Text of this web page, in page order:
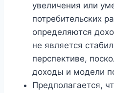
увеличения или
потребительских
определяются
не является
перспективе,
доходы и модели
Предполагается,